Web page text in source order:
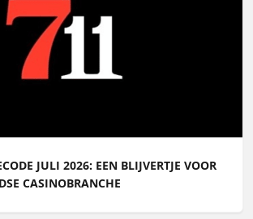
JULI 2026: EEN BLIJVERTJE VOOR
CASINOBRANCHE